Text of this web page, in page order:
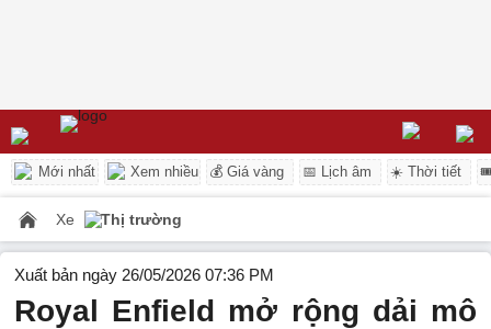
Mới nhất Xem nhiều 💰 Giá vàng 📅 Lịch âm ☀️ Thời tiết
Xe Thị trường
Xuất bản ngày 26/05/2026 07:36 PM
Royal Enfield mở rộng dải mô